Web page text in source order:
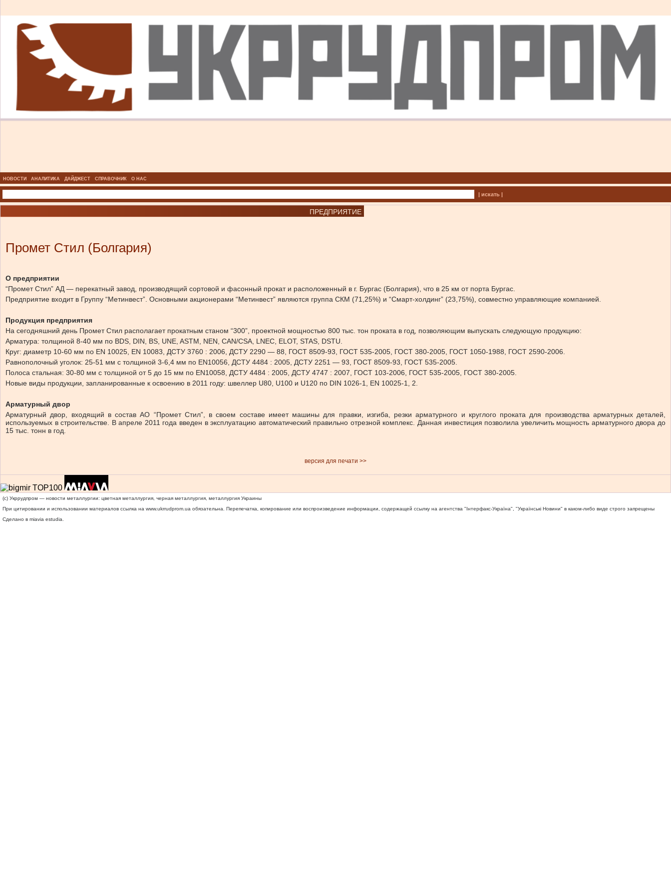
НОВОСТИ АНАЛИТИКА ДАЙДЖЕСТ СПРАВОЧНИК О НАС
| искать |
ПРЕДПРИЯТИЕ
Промет Стил (Болгария)
О предприятии
“Промет Стил” АД — перекатный завод, производящий сортовой и фасонный прокат и расположенный в г. Бургас (Болгария), что в 25 км от порта Бургас.
Предприятие входит в Группу “Метинвест”. Основными акционерами “Метинвест” являются группа СКМ (71,25%) и “Смарт-холдинг” (23,75%), совместно управляющие компанией.
Продукция предприятия
На сегодняшний день Промет Стил располагает прокатным станом “300”, проектной мощностью 800 тыс. тон проката в год, позволяющим выпускать следующую продукцию:
Арматура: толщиной 8-40 мм по BDS, DIN, BS, UNE, ASTM, NEN, CAN/CSA, LNEC, ELOT, STAS, DSTU.
Круг: диаметр 10-60 мм по EN 10025, EN 10083, ДCTУ 3760 : 2006, ДCTУ 2290 — 88, ГОСТ 8509-93, ГОСТ 535-2005, ГОСТ 380-2005, ГОСТ 1050-1988, ГОСТ 2590-2006.
Равнополочный уголок: 25-51 мм с толщиной 3-6,4 мм по EN10056, ДCTУ 4484 : 2005, ДCTУ 2251 — 93, ГОСТ 8509-93, ГОСТ 535-2005.
Полоса стальная: 30-80 мм с толщиной от 5 до 15 мм по EN10058, ДCTУ 4484 : 2005, ДCTУ 4747 : 2007, ГОСТ 103-2006, ГОСТ 535-2005, ГОСТ 380-2005.
Новые виды продукции, запланированные к освоению в 2011 году: швеллер U80, U100 и U120 по DIN 1026-1, EN 10025-1, 2.
Арматурный двор
Арматурный двор, входящий в состав АО “Промет Стил”, в своем составе имеет машины для правки, изгиба, резки арматурного и круглого проката для производства арматурных деталей,
используемых в строительстве. В апреле 2011 года введен в эксплуатацию автоматический правильно отрезной комплекс. Данная инвестиция позволила увеличить мощность арматурного двора до
15 тыс. тонн в год.
версия для печати >>
(c) Укррудпром — новости металлургии: цветная металлургия, черная металлургия, металлургия Украины
При цитировании и использовании материалов ссылка на www.ukrrudprom.ua обязательна. Перепечатка, копирование или воспроизведение информации, содержащей ссылку на агентства "Iнтерфакс-Україна", "Українськi Новини" в каком-либо виде строго запрещены
Сделано в miavia estudia.